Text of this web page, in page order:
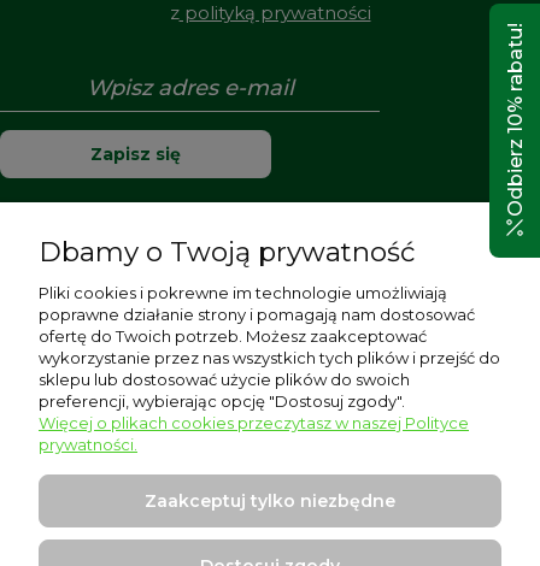
zpolityką prywatności
Zapisz się
Moje konto
Płatności i dostawa
Informacje
Dbamy o Twoją prywatność
Pliki cookies i pokrewne im technologie umożliwiają
poprawne działanie strony i pomagają nam dostosować
ofertę do Twoich potrzeb. Możesz zaakceptować
wykorzystanie przez nas wszystkich tych plików i przejść do
sklepu lub dostosować użycie plików do swoich
preferencji, wybierając opcję "Dostosuj zgody".
Więcej o plikach cookies przeczytasz w naszej Polityce
prywatności.
Zaakceptuj tylko niezbędne
Odbierz 10% rabatu!